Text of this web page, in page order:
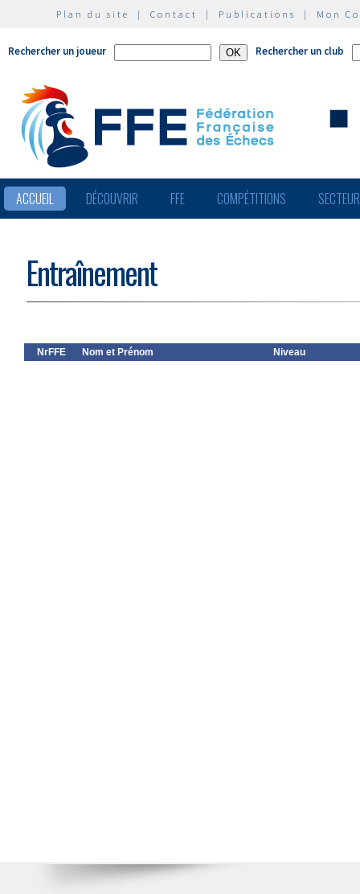
Plan du site | Contact | Publications | Mon
Rechercher un joueur Rechercher un club
ACCUEIL DÉCOUVRIR FFE COMPÉTITIONS
Entraînement
NrFFE Nom et Prénom Niveau